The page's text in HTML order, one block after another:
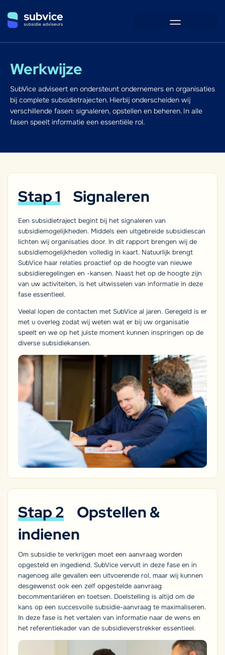
Werkwijze
SubVice adviseert en ondersteunt ondernemers en organisaties
bij complete subsidietrajecten. Hierbij onderscheiden wij
verschillende fasen: signaleren, opstellen en beheren. In alle
fasen speelt informatie een essentiële rol.
Stap 1 Signaleren
Een subsidietraject begint bij het signaleren van
subsidiemogelijkheden. Middels een uitgebreide subsidiescan
lichten wij organisaties door. In dit rapport brengen wij de
subsidiemogelijkheden volledig in kaart. Natuurlijk brengt
SubVice haar relaties proactief op de hoogte van nieuwe
subsidieregelingen en -kansen. Naast het op de hoogte zijn
van uw activiteiten, is het uitwisselen van informatie in deze
fase essentieel.
Veelal lopen de contacten met SubVice al jaren. Geregeld is er
met u overleg zodat wij weten wat er bij uw organisatie
speelt en we op het juiste moment kunnen inspringen op de
diverse subsidiekansen.
Stap 2
Opstellen &
indienen
Om subsidie te verkrijgen moet een aanvraag worden
opgesteld en ingediend. SubVice vervult in deze fase en in
nagenoeg alle gevallen een uitvoerende rol, maar wij kunnen
desgewenst ook een zelf opgestelde aanvraag
becommentariëren en toetsen. Doelstelling is altijd om de
kans op een succesvolle subsidie-aanvraag te maximaliseren.
In deze fase is het vertalen van informatie naar de wens en
het referentiekader van de subsidieverstrekker essentieel.